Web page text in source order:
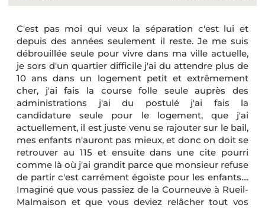
C'est pas moi qui veux la séparation c'est lui et
depuis des années seulement il reste. Je me suis
débrouillée seule pour vivre dans ma ville actuelle,
je sors d'un quartier difficile j'ai du attendre plus de
10 ans dans un logement petit et extrêmement
cher, j'ai fais la course folle seule auprès des
administrations j'ai du postulé j'ai fais la
candidature seule pour le logement, que j'ai
actuellement, il est juste venu se rajouter sur le bail,
mes enfants n'auront pas mieux, et donc on doit se
retrouver au 115 et ensuite dans une cite pourri
comme là où j'ai grandit parce que monsieur refuse
de partir c'est carrément égoïste pour les enfants....
Imaginé que vous passiez de la Courneuve à Rueil-
Malmaison et que vous deviez relâcher tout vos